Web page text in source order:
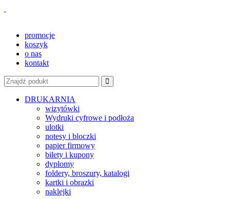
promocje
koszyk
o nas
kontakt
DRUKARNIA
wizytówki
Wydruki cyfrowe i podłoża
ulotki
notesy i bloczki
papier firmowy
bilety i kupony
dyplomy
foldery, broszury, katalogi
kartki i obrazki
naklejki